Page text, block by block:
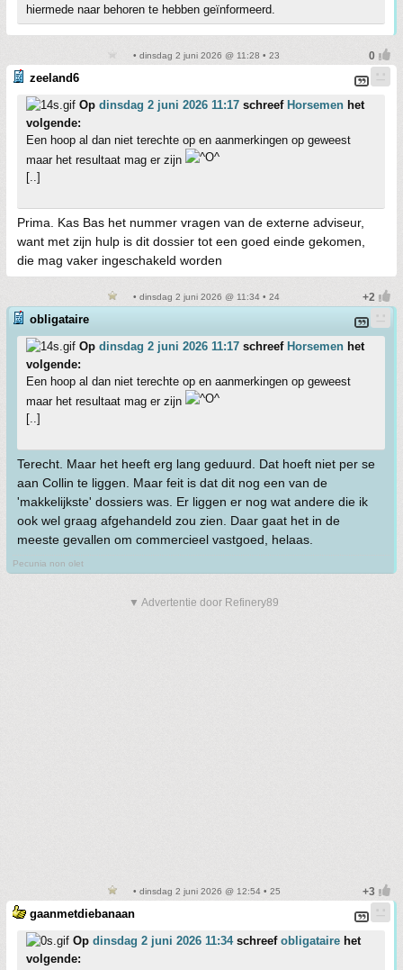
hiermede naar behoren te hebben geïnformeerd.
• dinsdag 2 juni 2026 @ 11:28 • 23
zeeland6
Op dinsdag 2 juni 2026 11:17 schreef Horsemen het
volgende:
Een hoop al dan niet terechte op en aanmerkingen op geweest
maar het resultaat mag er zijn
[..]
Prima. Kas Bas het nummer vragen van de externe adviseur,
want met zijn hulp is dit dossier tot een goed einde gekomen,
die mag vaker ingeschakeld worden
• dinsdag 2 juni 2026 @ 11:34 • 24
obligataire
Op dinsdag 2 juni 2026 11:17 schreef Horsemen het
volgende:
Een hoop al dan niet terechte op en aanmerkingen op geweest
maar het resultaat mag er zijn
[..]
Terecht. Maar het heeft erg lang geduurd. Dat hoeft niet per se
aan Collin te liggen. Maar feit is dat dit nog een van de
'makkelijkste' dossiers was. Er liggen er nog wat andere die ik
ook wel graag afgehandeld zou zien. Daar gaat het in de
meeste gevallen om commercieel vastgoed, helaas.
Pecunia non olet
▼ Advertentie door Refinery89
• dinsdag 2 juni 2026 @ 12:54 • 25
gaanmetdiebanaan
Op dinsdag 2 juni 2026 11:34schreef obligataire het
volgende: